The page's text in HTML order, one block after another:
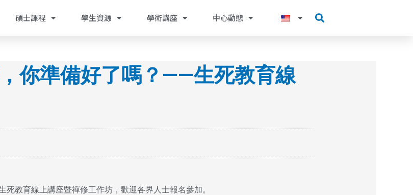
碩士課程 學生資源 學術講座 中心動態
你準備好了嗎？——生死教育線
教育線上講座暨禪修工作坊，歡迎各界人士報名參加。